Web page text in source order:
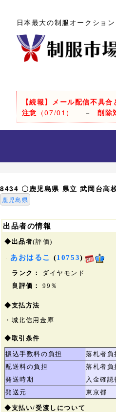
日本最大の制服オークション
【続報】メール配信不具
注意 （07/01） －削除
8434 〇鹿児島県 県立 武岡台高
鹿児島県
出品者の情報
◆出品者(評価)
あおはるこ (10753)
ランク：
ダイヤモンド
良評価：
99％
◆支払方法
・城北信用金庫
◆取引条件
振込手数料の負担
落札者負
配送料の負担
落札者負
発送時期
入金確
発送元
東京都
◆支払い/受渡しについて